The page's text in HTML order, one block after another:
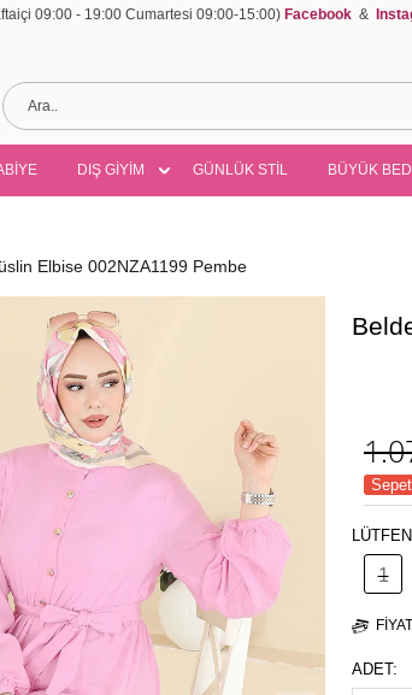
09:00 - 19:00 Cumartesi 09:00-15:00) Facebook &
DIŞ GİYİM GÜNLÜK STİL BÜYÜK
Elbise 002NZA1199 Pembe
1
ADET: